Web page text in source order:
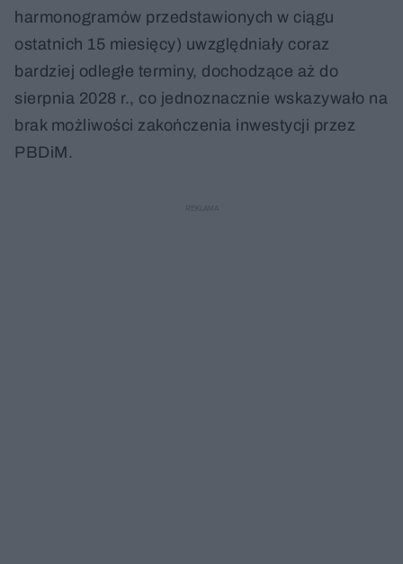
harmonogramów przedstawionych w ciągu
ostatnich 15 miesięcy) uwzględniały coraz
bardziej odległe terminy, dochodzące aż do
sierpnia 2028 r., co jednoznacznie wskazywało na
brak możliwości zakończenia inwestycji przez
PBDiM.